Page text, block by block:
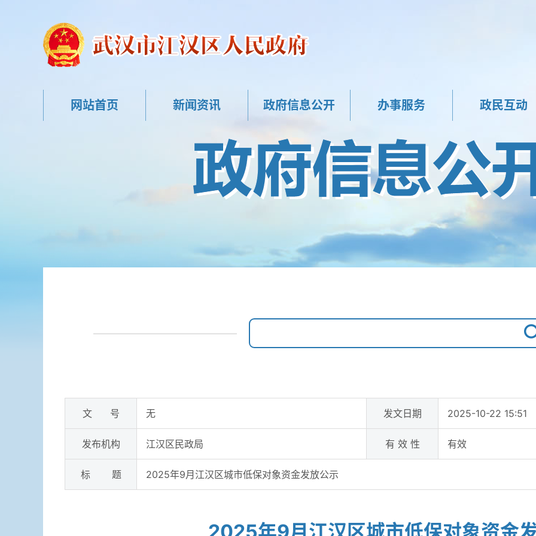
网站首页 新闻资讯 政府信息公开 办事服务 政民互动
文 号 无 发文日期 2025-10-22 15:51
发布机构 江汉区民政局 有 效 性 有效
标 题 ​2025年9月江汉区城市低保对象资金发放公示